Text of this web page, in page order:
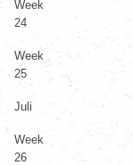
Week
24
Week
25
Juli
Week
26